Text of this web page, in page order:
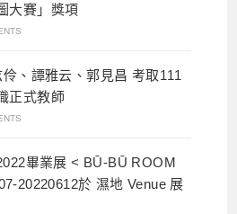
大賽」獎項
、譚雅云、郭見昌 考取111
正式教師
畢業展 < BŪ-BŪ ROOM
20220612於 濕地 Venue 展